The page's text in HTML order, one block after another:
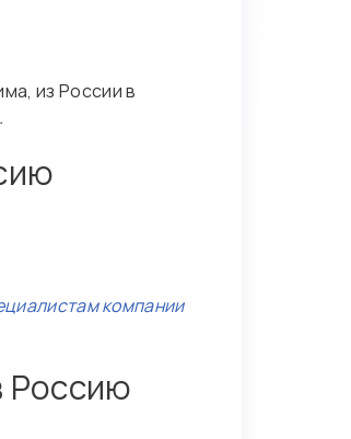
из России в
.
компании
Россию